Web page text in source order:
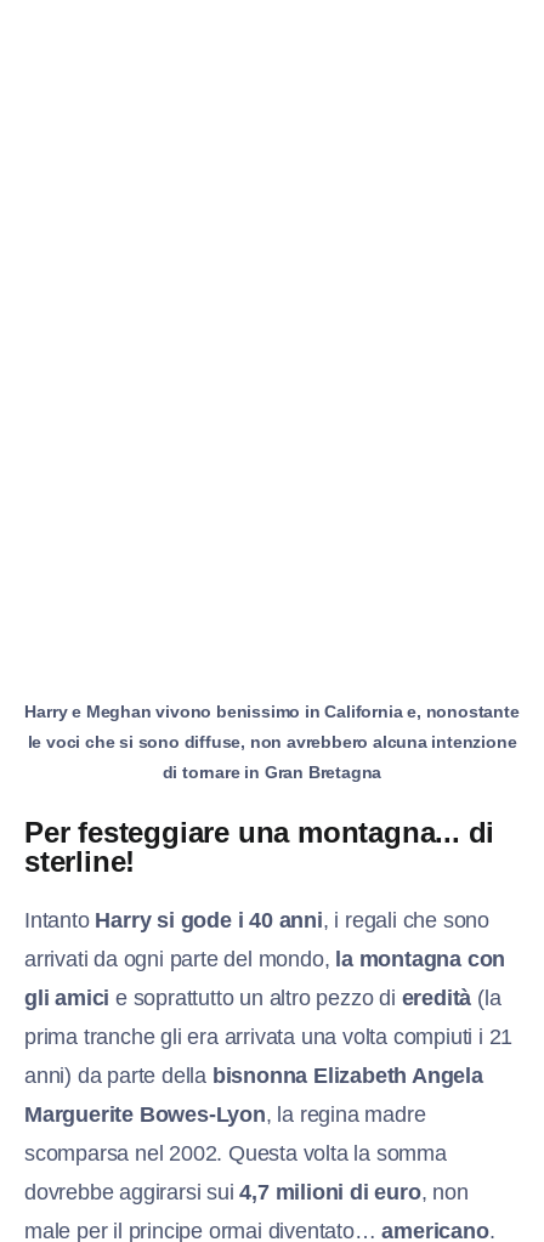
Harry e Meghan vivono benissimo in California e, nonostante
le voci che si sono diffuse, non avrebbero alcuna intenzione
di tornare in Gran Bretagna
Per festeggiare una montagna... di
sterline!
Intanto Harry si gode i 40 anni, i regali che sono
arrivati da ogni parte del mondo, la montagna con
gli amici e soprattutto un altro pezzo di eredità (la
prima tranche gli era arrivata una volta compiuti i 21
anni) da parte della bisnonna Elizabeth Angela
Marguerite Bowes-Lyon, la regina madre
scomparsa nel 2002. Questa volta la somma
dovrebbe aggirarsi sui4,7 milioni di euro, non
male per il principe ormai diventato…americano.